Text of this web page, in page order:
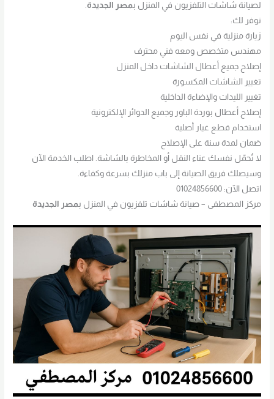
لصيانة شاشات التلفزيون في المنزل بمصر الجديدة
نوفر لك:
زيارة منزلية في نفس اليوم
مهندس متخصص ومعه فني محترف
إصلاح جميع أعطال الشاشات داخل المنزل
تغيير الشاشات المكسورة
تغيير الليدات والإضاءة الداخلية
إصلاح أعطال بوردة الباور وجميع الدوائر الإلكترونية
استخدام قطع غيار أصلية
ضمان لمدة سنة على الإصلاح
لا تُحمّل نفسك عناء النقل أو المخاطرة بالشاشة. اطلب الخدمة الآن
وسيصلك فريق الصيانة إلى باب منزلك بسرعة وكفاءة.
اتصل الآن: 01024856600
مركز المصطفى – صيانة شاشات تلفزيون في المنزل بمصر الجديدة